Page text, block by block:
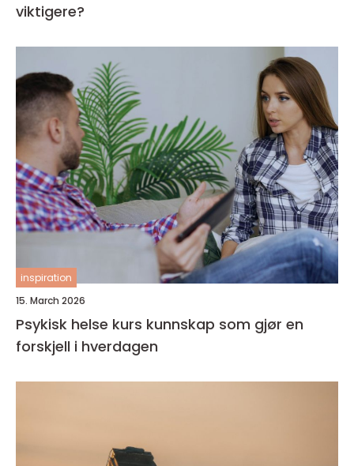
viktigere?
inspiration
15. March 2026
Psykisk helse kurs kunnskap som gjør en
forskjell i hverdagen